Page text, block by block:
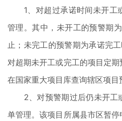
1、对超过承诺时间未开工
管理。其中，未开工的预警期
止；未完工的预警期为承诺完
对超期未开工或完工的项目定
在国家重大项目库查询辖区项目
2、对预警期过后仍未开工
单管理。该项目所属县市区暂